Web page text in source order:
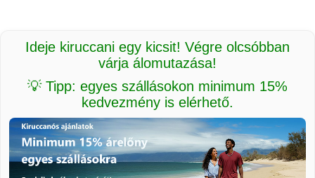
Ideje kiruccani egy kicsit! Végre olcsóbban
várja álomutazása!
💡 Tipp: egyes szállásokon minimum 15%
kedvezmény is elérhető.